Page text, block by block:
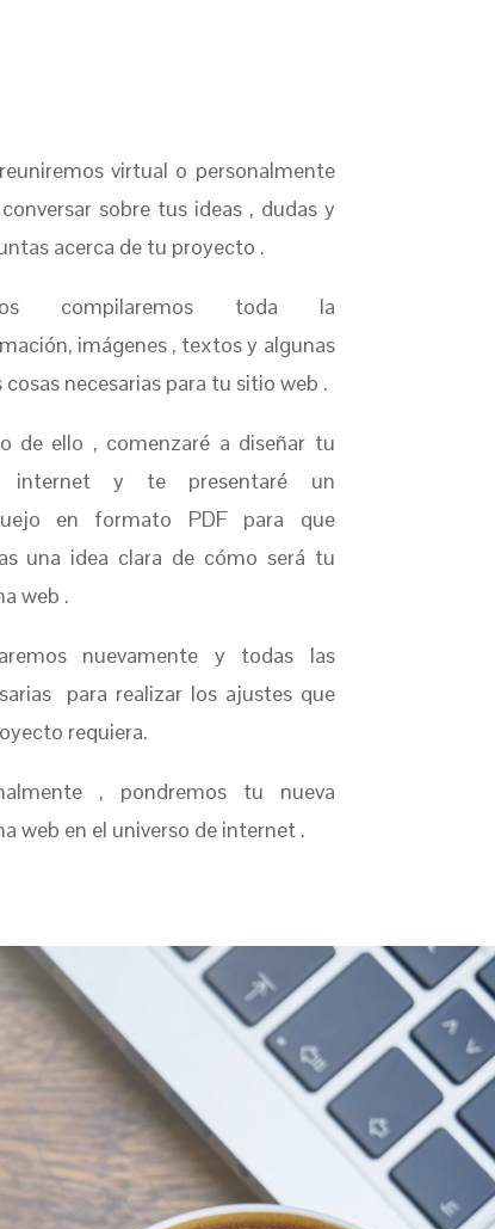
virtual o personalmente
sobre tus ideas , dudas y
acerca de tu proyecto .
compilaremos toda la
imágenes , textos y algunas
cosas necesarias para tu sitio web .
de ello , comenzaré a diseñar tu
internet y te presentaré un
en formato PDF para que
una idea clara de cómo será tu
web .
nuevamente y todas las
para realizar los ajustes que
requiera.
, pondremos tu nueva
web en el universo de internet .